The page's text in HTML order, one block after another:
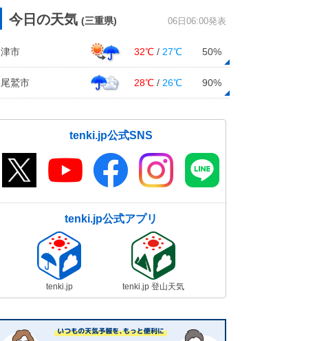
今日の天気 (三重県) 06日06:00発表
津市 32℃ / 27℃ 50%
尾鷲市 28℃ / 26℃ 90%
tenki.jp公式SNS
tenki.jp公式アプリ
tenki.jp tenki.jp 登山天気